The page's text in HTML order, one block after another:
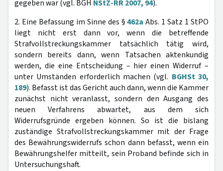
gegeben war (vgl. BGH NStZ-RR 2007, 94).
2. Eine Befassung im Sinne des §462a Abs. 1 Satz 1 StPO
liegt nicht erst dann vor, wenn die betreffende
Strafvollstreckungskammer tatsächlich tätig wird,
sondern bereits dann, wenn Tatsachen aktenkundig
werden, die eine Entscheidung – hier einen Widerruf –
unter Umständen erforderlich machen (vgl. BGHSt 30,
189). Befasst ist das Gericht auch dann, wenn die Kammer
zunächst nicht veranlasst, sondern den Ausgang des
neuen Verfahrens abwartet, aus dem sich
Widerrufsgründe ergeben können. So ist die bislang
zuständige Strafvollstreckungskammer mit der Frage
des Bewährungswiderrufs schon dann befasst, wenn ein
Bewährungshelfer mitteilt, sein Proband befinde sich in
Untersuchungshaft.